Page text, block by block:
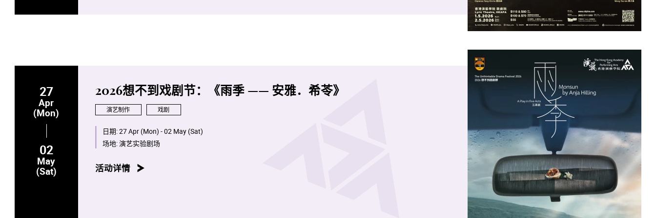
27
Apr
(Mon)
02
May
(Sat)
2026想不到戏剧节：《⾬季 —— 安雅．希苓》
演艺制作 戏剧
日期:27 Apr (Mon) - 02 May (Sat)
场地:演艺实验剧场
活动详情